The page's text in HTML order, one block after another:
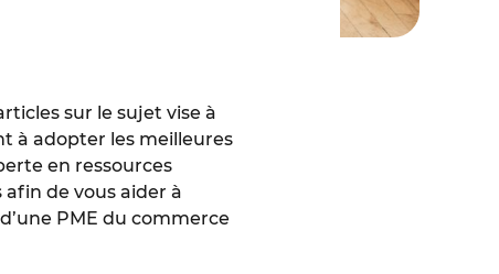
sur le sujet vise à
à adopter les meilleures
en ressources
de vous aider à
PME du commerce